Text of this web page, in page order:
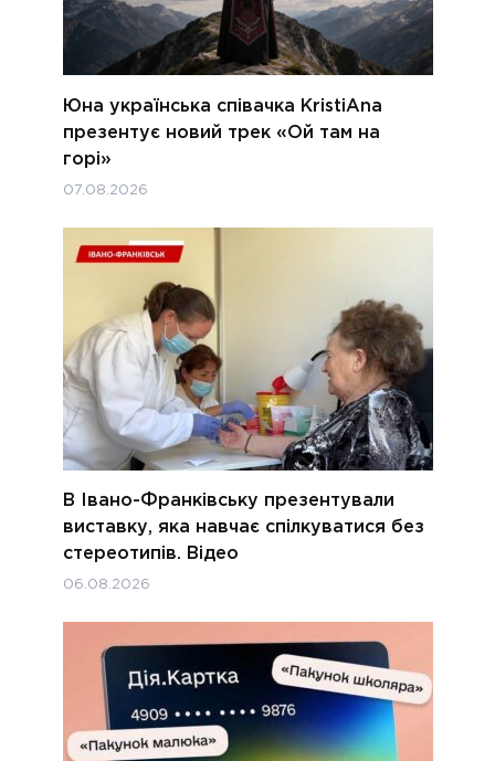
Юна українська співачка KristiAna
презентує новий трек «Ой там на
горі»
07.08.2026
В Івано-Франківську презентували
виставку, яка навчає спілкуватися без
стереотипів. Відео
06.08.2026